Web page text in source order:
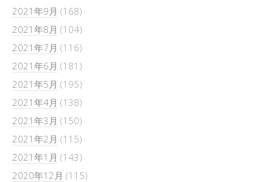
2021年9月 (168)
2021年8月 (104)
2021年7月 (116)
2021年6月 (181)
2021年5月 (195)
2021年4月 (138)
2021年3月 (150)
2021年2月 (115)
2021年1月 (143)
2020年12月 (115)